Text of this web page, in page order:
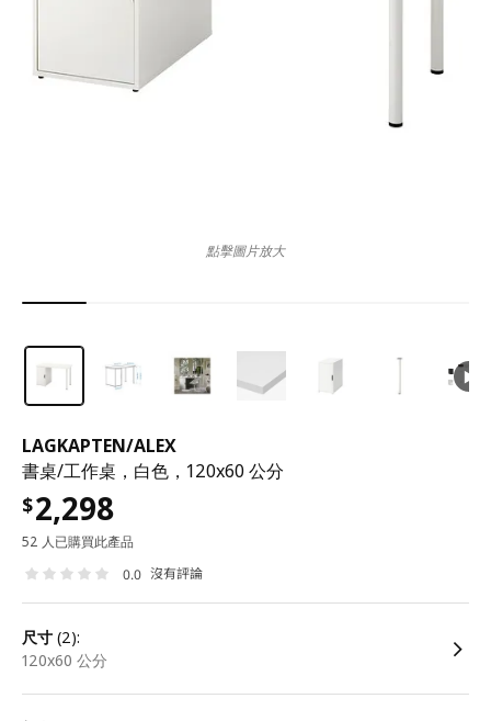
LAGKAPTEN/ALEX
書桌/工作桌，白色，120x60 公分
$2,298
52 人已購買此產品
0.0 沒有評論
尺寸 (2):
120x60 公分
點擊圖片放大